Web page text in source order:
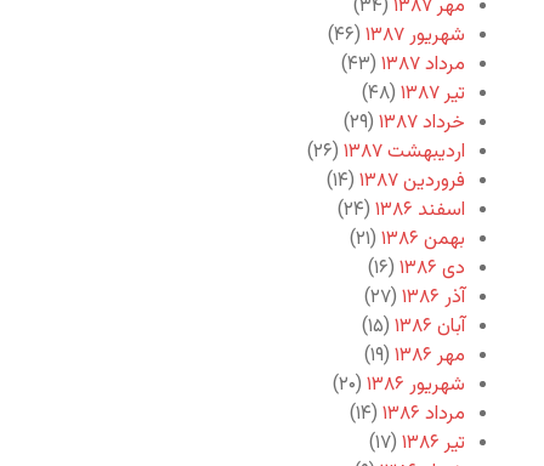
مهر ۱۳۸۷
(۳۴)
شهریور ۱۳۸۷
(۴۶)
مرداد ۱۳۸۷
(۴۳)
تیر ۱۳۸۷
(۴۸)
خرداد ۱۳۸۷
(۲۹)
اردیبهشت ۱۳۸۷
(۲۶)
فروردین ۱۳۸۷
(۱۴)
اسفند ۱۳۸۶
(۲۴)
بهمن ۱۳۸۶
(۲۱)
دی ۱۳۸۶
(۱۶)
آذر ۱۳۸۶
(۲۷)
آبان ۱۳۸۶
(۱۵)
مهر ۱۳۸۶
(۱۹)
شهریور ۱۳۸۶
(۲۰)
مرداد ۱۳۸۶
(۱۴)
تیر ۱۳۸۶
(۱۷)